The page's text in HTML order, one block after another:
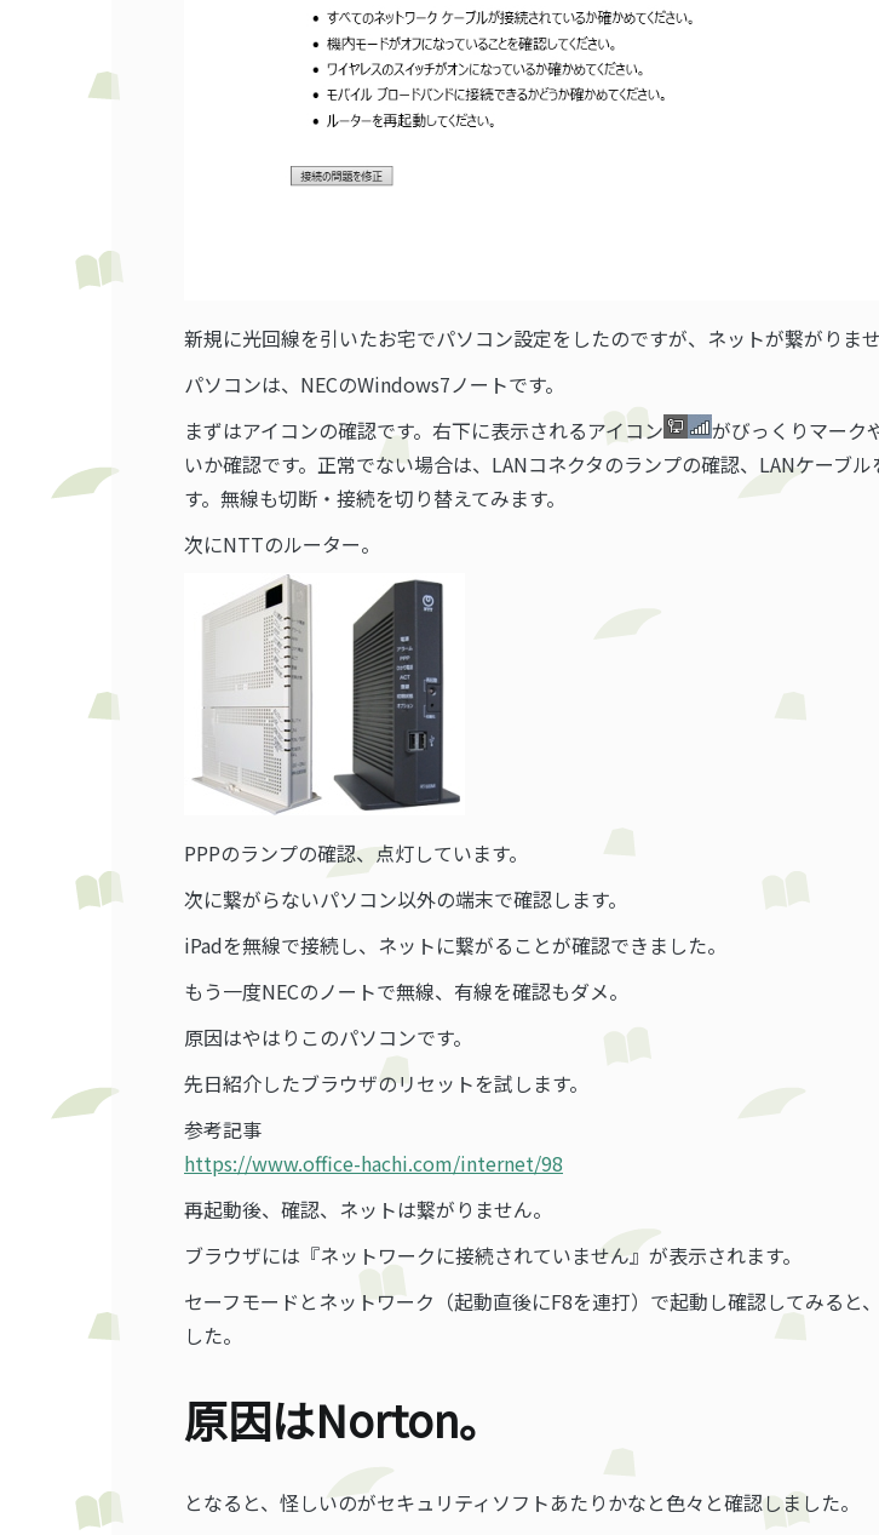
新規に光回線を引いたお宅でパソコン設定をしたのですが、ネットが繋がりませ
パソコンは、NECのWindows7ノートです。
まずはアイコンの確認です。右下に表示されるアイコン
がびっくりマー
いか確認です。正常でない場合は、LANコネクタのランプの確認、LANケーブ
す。無線も切断・接続を切り替えてみます。
次にNTTのルーター。
PPPのランプの確認、点灯しています。
次に繋がらないパソコン以外の端末で確認します。
iPadを無線で接続し、ネットに繋がることが確認できました。
もう一度NECのノートで無線、有線を確認もダメ。
原因はやはりこのパソコンです。
先日紹介したブラウザのリセットを試します。
参考記事
https://www.office-hachi.com/internet/98
再起動後、確認、ネットは繋がりません。
ブラウザには『ネットワークに接続されていません』が表示されます。
セーフモードとネットワーク（起動直後にF8を連打）で起動し確認してみると
した。
原因はNorton。
となると、怪しいのがセキュリティソフトあたりかなと色々と確認しました。